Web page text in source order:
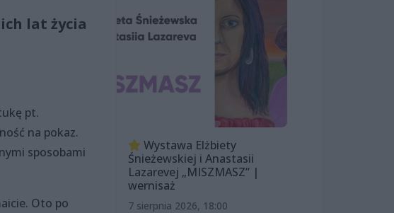
lat życia
pt.
na pokaz.
sposobami
Oto po
Wystawa Elżbiety
Śnieżewskiej i Anastasii
Lazarevej „MISZMASZ” |
wernisaż
7 sierpnia 2026, 18:00